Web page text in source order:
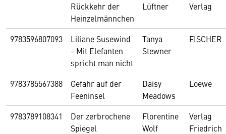
Rückkehr der
Heinzelmännchen
Lüftner
Verlag
9783596807093
Liliane Susewind
- Mit Elefanten
spricht man nicht
Tanya
Stewner
FISCHER
9783785567388
Gefahr auf der
Feeninsel
Daisy
Meadows
Loewe
9783789108341
Der zerbrochene
Spiegel
Florentine
Wolf
Verlag
Friedrich